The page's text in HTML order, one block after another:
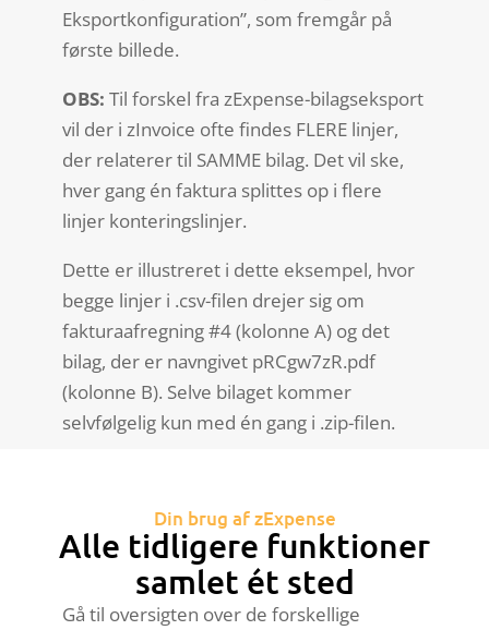
Eksportkonfiguration”, som fremgår på
første billede.
OBS: Til forskel fra zExpense-bilagseksport
vil der i zInvoice ofte findes FLERE linjer,
der relaterer til SAMME bilag. Det vil ske,
hver gang én faktura splittes op i flere
linjer konteringslinjer.
Dette er illustreret i dette eksempel, hvor
begge linjer i .csv-filen drejer sig om
fakturaafregning #4 (kolonne A) og det
bilag, der er navngivet pRCgw7zR.pdf
(kolonne B). Selve bilaget kommer
selvfølgelig kun med én gang i .zip-filen.
Din brug af zExpense
Alle tidligere funktioner
samlet ét sted
Gå til oversigten over de forskellige